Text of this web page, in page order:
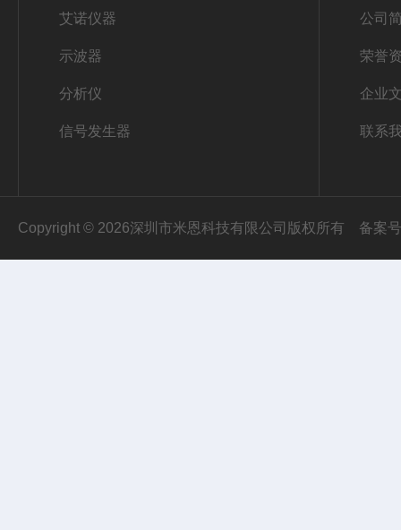
艾诺仪器
示波器
分析仪
信号发生器
公司
荣誉
企业
联系
Copyright © 2026深圳市米恩科技有限公司版权所有 备案